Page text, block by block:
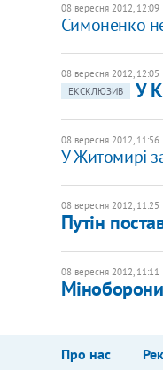
08 вересня 2012, 12:09
Симоненко
08 вересня 2012, 12:05
ЕКСКЛЮЗИВ
У
08 вересня 2012, 11:56
У Житомирі
08 вересня 2012, 11:25
Путін
08 вересня 2012, 11:11
Про нас